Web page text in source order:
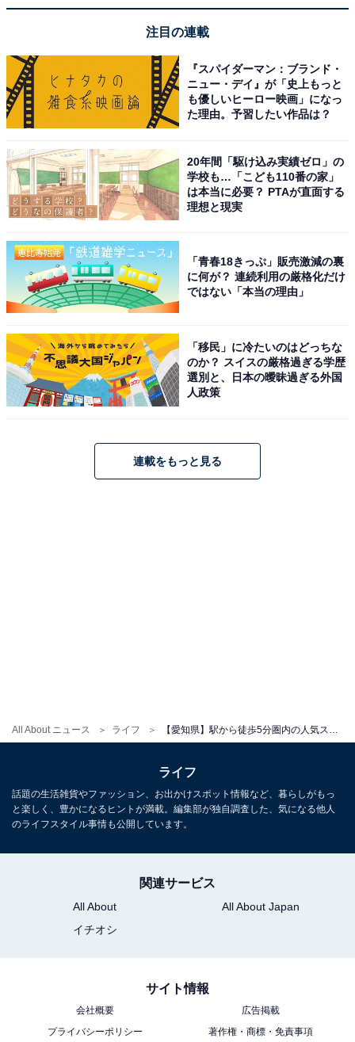
All About ニュース ライフ
名鉄「浄水」駅から徒歩1分という好立地ながら、高濃
度炭酸泉・天然温泉岩風呂・壺湯・シルク風呂など13種
類の浴槽と黄土サウナ・水風呂を完備しています。14種
ョンも充実しており、平日750円・土日祝850円で利用で
※シャンプー・ソープは備え付けてあります。
平日：大人（中学生以上）750円、朝風呂（6:00〜
100円、3歳以下無料
土・日・祝：大人（中学生以上）850円、朝風呂
（6:00〜9:00）750円、小人（小学生）400円、幼児（4
歳以上）100円、3歳以下無料
間無制限、岩盤浴のみの利用は不可）。
注目の連載
『スパイダーマン：ブランド・
ニュー・デイ』が「史上もっと
も優しいヒーロー映画」になっ
た理由。予習したい作品は？
20年間「駆け込み実績ゼロ」の
学校も…「こども110番の家」
は本当に必要？ PTAが直面する
理想と現実
「青春18きっぷ」販売激減の裏
に何が？ 連続利用の厳格化だけ
ではない「本当の理由」
「移民」に冷たいのはどっちな
のか？ スイスの厳格過ぎる学歴
選別と、日本の曖昧過ぎる外国
人政策
連載をもっと見る
ライフ
話題の生活雑貨やファッション、お出かけスポット情報など、暮らしがもっ
と楽しく、豊かになるヒントが満載。編集部が独自調査した、気になる他人
のライフスタイル事情も公開しています。
関連サービス
All About
All About Japan
イチオシ
サイト情報
会社概要
広告掲載
プライバシーポリシー
著作権・商標・免責事項